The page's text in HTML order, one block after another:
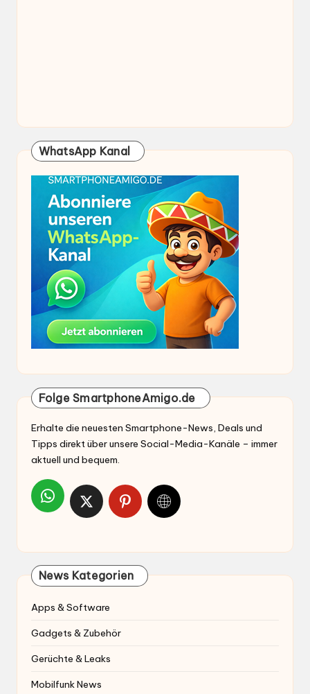
WhatsApp Kanal
Folge SmartphoneAmigo.de
Erhalte die neuesten Smartphone-News, Deals und
Tipps direkt über unsere Social-Media-Kanäle – immer
aktuell und bequem.
News Kategorien
Apps & Software
Gadgets & Zubehör
Gerüchte & Leaks
Mobilfunk News